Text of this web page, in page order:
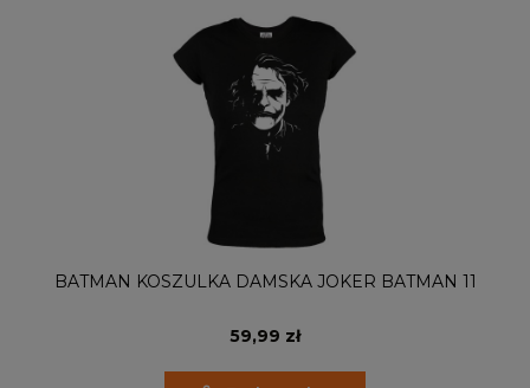
BATMAN KOSZULKA DAMSKA JOKER BATMAN 11
59,99 zł